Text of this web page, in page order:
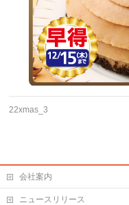
22xmas_3
会社案内
ニュースリリース